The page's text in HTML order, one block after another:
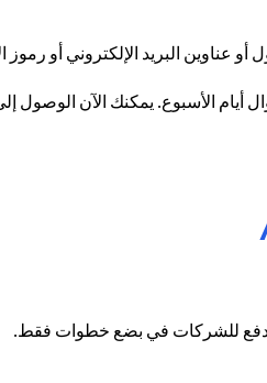
ادفع للشركات في بضع خطوات فقط.